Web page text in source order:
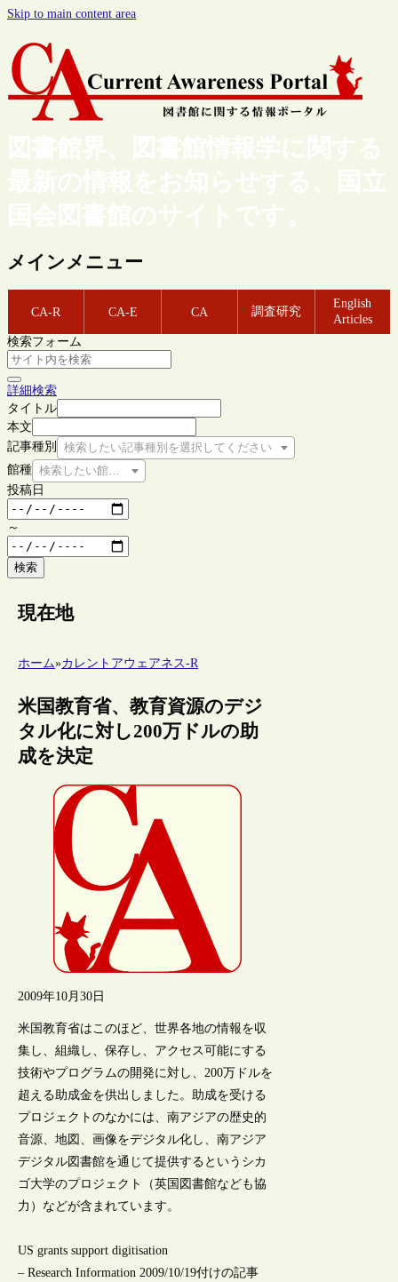
Skip to main content area
図書館界、図書館情報学に関する
最新の情報をお知らせする、国立
国会図書館のサイトです。
メインメニュー
CA-R CA-E CA 調査研究
English
Articles
検索フォーム
詳細検索
タイトル
本文
記事種別
検索したい記事種別を選択してください
館種 検索したい館種を選択してください
投稿日
～
検索
現在地
ホーム»カレントアウェアネス-R
米国教育省、教育資源のデジ
タル化に対し200万ドルの助
成を決定
2009年10月30日
米国教育省はこのほど、世界各地の情報を収
集し、組織し、保存し、アクセス可能にする
技術やプログラムの開発に対し、200万ドルを
超える助成金を供出しました。助成を受ける
プロジェクトのなかには、南アジアの歴史的
音源、地図、画像をデジタル化し、南アジア
デジタル図書館を通じて提供するというシカ
ゴ大学のプロジェクト（英国図書館なども協
力）などが含まれています。
US grants support digitisation
– Research Information 2009/10/19付けの記事